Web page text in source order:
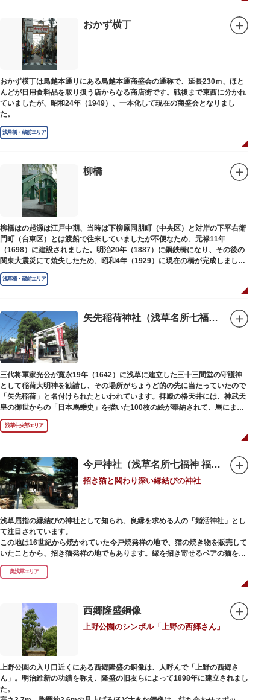
おかず横丁
おかず横丁は鳥越本通りにある鳥越本通商盛会の通称で、延長230ｍ、ほと
んどが日用食料品を取り扱う店からなる商店街です。戦後まで東西に分かれ
ていましたが、昭和24年（1949）、一本化して現在の商盛会となりまし
た。
浅草橋・蔵前エリア
柳橋
柳橋はの起源は江戸中期、当時は下柳原同朋町（中央区）と対岸の下平右衛
門町（台東区）とは渡船で往来していましたが不便なため、元禄11年
（1698）に建設されました。明治20年（1887）に鋼鉄橋になり、その後の
関東大震災にて焼失したため、昭和4年（1929）に現在の橋が完成しまし
た。
浅草橋・蔵前エリア
矢先稲荷神社（浅草名所七福神 福禄寿）
三代将軍家光公が寛永19年（1642）に浅草に建立した三十三間堂の守護神
として稲荷大明神を勧請し、その場所がちょうど的の先に当たっていたので
「矢先稲荷」と名付けられたといわれています。拝殿の格天井には、神武天
皇の御世からの「日本馬乗史」を描いた100枚の絵が奉納されて、馬にまつ
わる歴史が一目瞭然に理解できます。
浅草中央部エリア
今戸神社（浅草名所七福神 福禄寿）
招き猫と関わり深い縁結びの神社
浅草屈指の縁結びの神社として知られ、良縁を求める人の「婚活神社」とし
て注目されています。
この地は16世紀から焼かれていた今戸焼発祥の地で、猫の焼き物を販売して
いたことから、招き猫発祥の地でもあります。縁を招き寄せるペアの猫をモ
チーフにした絵馬や御朱印帳も人気です。
1063（康平6）年、時の奥羽鎮守府源頼朝・義家父子が祈願し鎌倉の鶴ヶ丘
末に活躍した新選組沖田総司の終焉の地の碑も佇んでいます。また、浅草名
所七福神の福禄寿が祀られており、七福神詣りの参拝客でも賑わうスポット
奥浅草エリア
西郷隆盛銅像
上野公園のシンボル「上野の西郷さん」
上野公園の入り口近くにある西郷隆盛の銅像は、人呼んで「上野の西郷さ
ん」。明治維新の功績を称え、隆盛の旧友らによって1898年に建立されまし
た。